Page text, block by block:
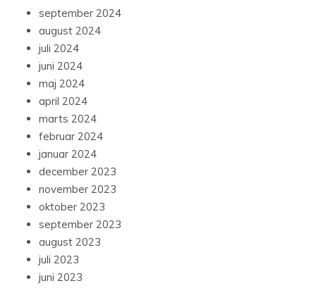
september 2024
august 2024
juli 2024
juni 2024
maj 2024
april 2024
marts 2024
februar 2024
januar 2024
december 2023
november 2023
oktober 2023
september 2023
august 2023
juli 2023
juni 2023